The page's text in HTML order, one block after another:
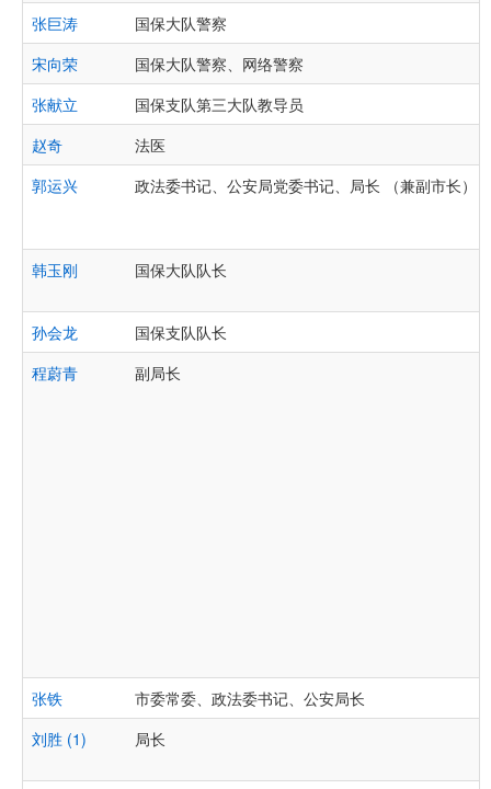
张巨涛
国保大队警察
宋向荣
国保大队警察、网络警察
张献立
国保支队第三大队教导员
赵奇
法医
郭运兴
政法委书记、公安局党委书记、局长 （兼副市长）
韩玉刚 国保大队队长
孙会龙
国保支队队长
程蔚青
副局长
张铁
市委常委、政法委书记、公安局长
刘胜 (1)
局长